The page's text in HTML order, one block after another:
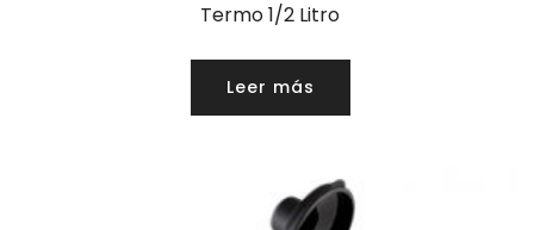
Termo 1/2 Litro
Leer más